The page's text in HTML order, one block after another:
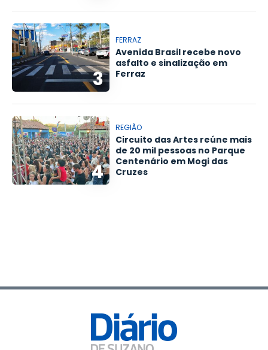
3
FERRAZ
Avenida Brasil recebe novo
asfalto e sinalização em
Ferraz
4
REGIÃO
Circuito das Artes reúne mais
de 20 mil pessoas no Parque
Centenário em Mogi das
Cruzes